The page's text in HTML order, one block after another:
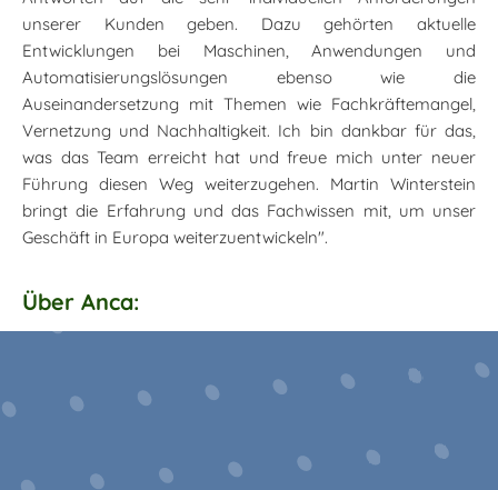
unserer Kunden geben. Dazu gehörten aktuelle
Entwicklungen bei Maschinen, Anwendungen und
Automatisierungslösungen ebenso wie die
Auseinandersetzung mit Themen wie Fachkräftemangel,
Vernetzung und Nachhaltigkeit. Ich bin dankbar für das,
was das Team erreicht hat und freue mich unter neuer
Führung diesen Weg weiterzugehen. Martin Winterstein
bringt die Erfahrung und das Fachwissen mit, um unser
Geschäft in Europa weiterzuentwickeln".
Über Anca: